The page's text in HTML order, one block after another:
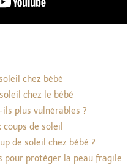
chez bébé
chez le bébé
plus vulnérables ?
de soleil
de soleil chez bébé ?
pour protéger la peau fragile